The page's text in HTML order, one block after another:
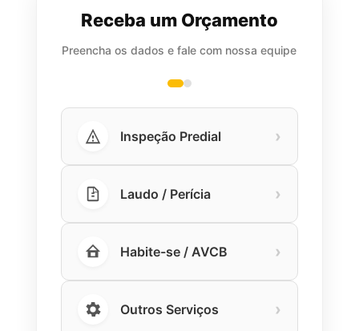
Receba um Orçamento
Preencha os dados e fale com nossa equipe
Inspeção Predial ›
Laudo / Perícia ›
Habite-se / AVCB ›
Outros Serviços ›